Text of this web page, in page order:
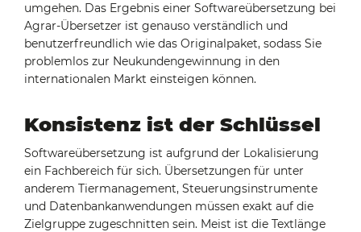
umgehen. Das Ergebnis einer Softwareübersetzung bei
Agrar-Übersetzer ist genauso verständlich und
benutzerfreundlich wie das Originalpaket, sodass Sie
problemlos zur Neukundengewinnung in den
internationalen Markt einsteigen können.
Konsistenz ist der Schlüssel
Softwareübersetzung ist aufgrund der Lokalisierung
ein Fachbereich für sich. Übersetzungen für unter
anderem Tiermanagement, Steuerungsinstrumente
und Datenbankanwendungen müssen exakt auf die
Zielgruppe zugeschnitten sein. Meist ist die Textlänge